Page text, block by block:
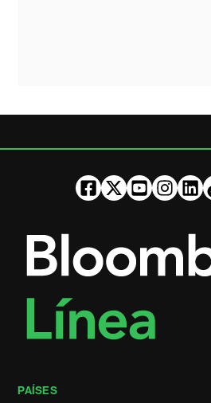
PAÍSES